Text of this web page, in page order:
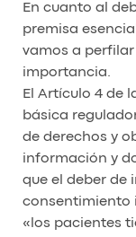
En cuanto al
premisa
vamos a
importancia.
El Artículo 4 de
básica
de derechos y
información y
que el deber de
consentimiento
«los pacientes